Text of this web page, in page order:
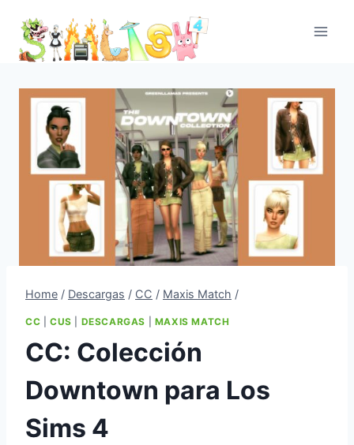
content
Home / Descargas / CC / Maxis Match /
CC CUS DESCARGAS MAXIS MATCH
CC: Colección
Downtown para Los
Sims 4